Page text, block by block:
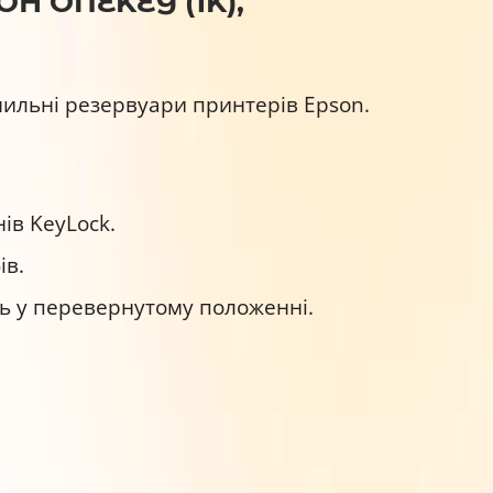
резервуари принтерів Epson.
KeyLock.
у перевернутому положенні.